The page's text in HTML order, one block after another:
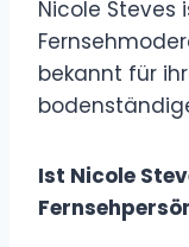
Nicole Steves
bekannt für
Ist Nicole